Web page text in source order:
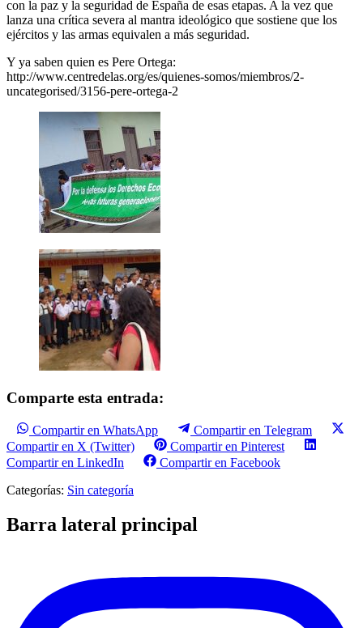
con la paz y la seguridad de España de esas etapas. A la vez que
lanza una crítica severa al mantra ideológico que sostiene que los
ejércitos y las armas equivalen a más seguridad.
Y ya saben quien es Pere Ortega:
http://www.centredelas.org/es/quienes-somos/miembros/2-
uncategorised/3156-pere-ortega-2
Comparte esta entrada:
Compartir en WhatsApp
Compartir en Telegram
Compartir en X (Twitter)
Compartir en Pinterest
Compartir en LinkedIn
Compartir en Facebook
Categorías: Sin categoría
Barra lateral principal